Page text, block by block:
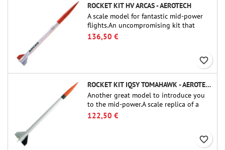
ROCKET KIT HV ARCAS - AEROTECH
A scale model for fantastic mid-power
flights.An uncompromising kit that
allows you to build a replica of one of
the most famous sounding-rocket ever.
136,50 €
favorite_border
ROCKET KIT IQSY TOMAHAWK - AEROTECH
Another great model to introduce you
to the mid-power.A scale replica of a
famous sounding rocket, small in size
and peefect to move to higher-level kits.
122,50 €
favorite_border